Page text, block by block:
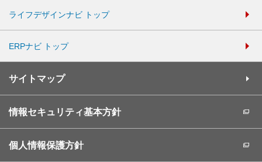
ライフデザインナビ トップ
ERPナビ トップ
サイトマップ
情報セキュリティ基本方針
個人情報保護方針